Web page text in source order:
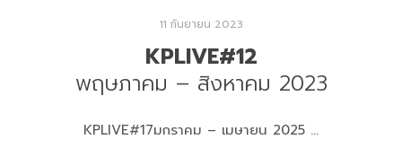
11 กันยายน 2023
KPLIVE#12
พฤษภาคม – สิงหาคม 2023
KPLIVE#17มกราคม – เมษายน 2025 …